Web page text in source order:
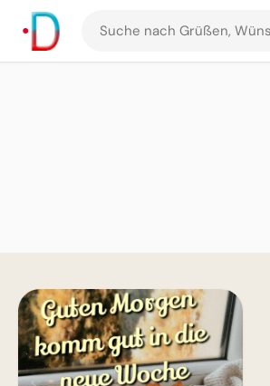
Suche
nach